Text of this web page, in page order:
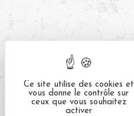
Ce site utilise des cookies et
vous donne le contrôle sur
ceux que vous souhaitez
activer